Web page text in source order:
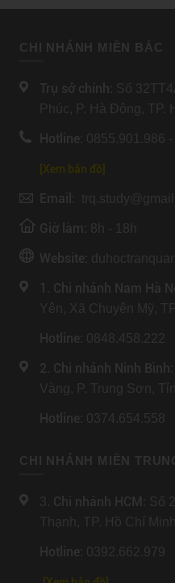
công ty, tập đoàn hàng đầu
Canada, các bạn nên lưu ý
đại học Toronto Canada, mời
CHI NHÁNH MIỀN BẮC
Trụ sở chính: Số
Phúc, P. Hà Đông, TP.
Hotline: 0855.901.986
[Xem bản đồ]
Email:
Giờ làm: 8h - 18h
Website:
1. Chi nhánh Nam Hà
Yên, Xã Chuyên Mỹ,
Hotline: 0848.458.222
2. Chi nhánh Ninh Bình
Vàng, P. Trung Sơn,
Hotline: 0374.654.558
CHI NHÁNH MIỀN
3. Chi nhánh HCM : Số
Thạnh, TP. Hồ Chí Minh
Hotline: 0392.662.979